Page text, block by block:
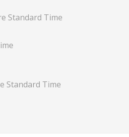
Standard Time
Standard Time